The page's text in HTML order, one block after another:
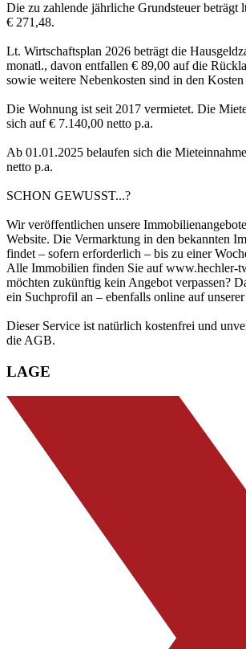
Die zu zahlende jährliche Grundsteuer beträgt
€ 271,48.
Lt. Wirtschaftsplan 2026 beträgt die
monatl., davon entfallen € 89,00 auf die
sowie weitere Nebenkosten sind in den Kosten
Die Wohnung ist seit 2017 vermietet. Die
sich auf € 7.140,00 netto p.a.
Ab 01.01.2025 belaufen sich die
netto p.a.
SCHON GEWUSST...?
Wir veröffentlichen unsere
Website. Die Vermarktung in den bekannten
findet – sofern erforderlich – bis zu einer
Alle Immobilien finden Sie auf www.hechler-
möchten zukünftig kein Angebot verpassen?
ein Suchprofil an – ebenfalls online auf unserer
Dieser Service ist natürlich kostenfrei und
die AGB.
LAGE